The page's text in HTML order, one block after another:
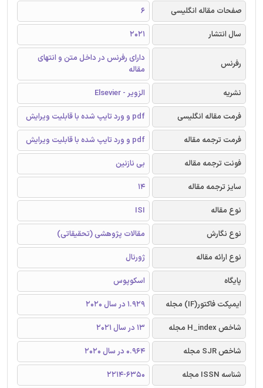
صفحات مقاله انگلیسی
6
سال انتشار
2021
رفرنس
دارای رفرنس در داخل متن و انتهای
مقاله
نشریه
الزویر - Elsevier
فرمت مقاله انگلیسی
pdf و ورد تایپ شده با قابلیت ویرایش
فرمت ترجمه مقاله
pdf و ورد تایپ شده با قابلیت ویرایش
فونت ترجمه مقاله
بی نازنین
سایز ترجمه مقاله
14
نوع مقاله
ISI
نوع نگارش
مقالات پژوهشی (تحقیقاتی)
نوع ارائه مقاله
ژورنال
پایگاه
اسکوپوس
ایمپکت فاکتور(IF) مجله
1.929 در سال 2020
شاخص H_index مجله
13 در سال 2021
شاخص SJR مجله
0.964 در سال 2020
شناسه ISSN مجله
2214-6350